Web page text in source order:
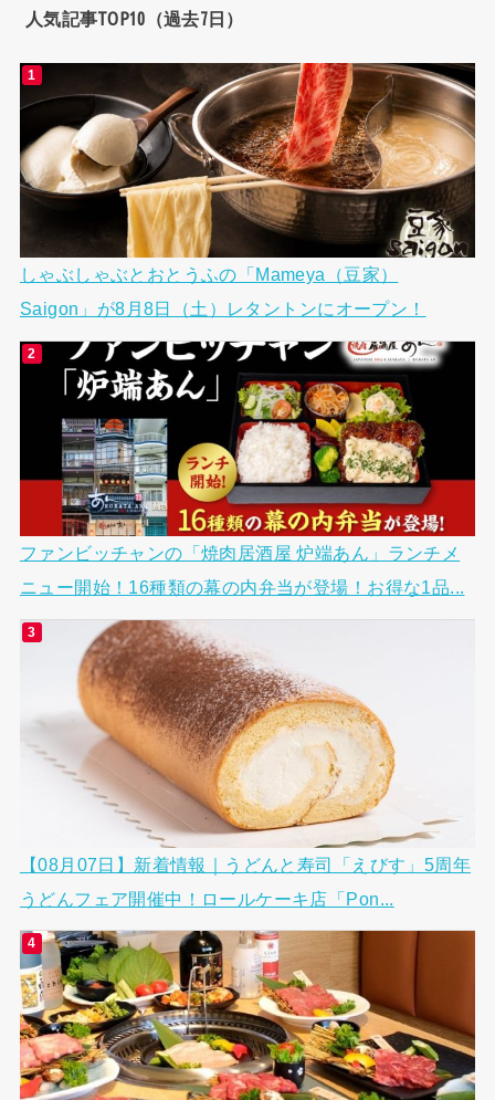
人気記事TOP10（過去7日）
しゃぶしゃぶとおとうふの「Mameya（豆家）
Saigon」が8月8日（土）レタントンにオープン！
ファンビッチャンの「焼肉居酒屋 炉端あん」ランチメ
ニュー開始！16種類の幕の内弁当が登場！お得な1品...
【08月07日】新着情報｜うどんと寿司「えびす」5周年
うどんフェア開催中！ロールケーキ店「Pon...